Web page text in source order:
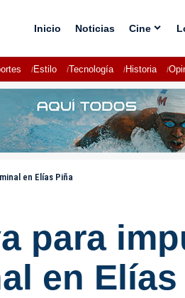
Inicio Noticias Cine
Estilo Tecnología Historia
en Elías Piña
para
en Elías